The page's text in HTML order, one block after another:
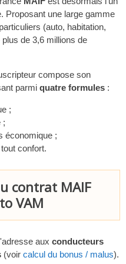
Proposant une large gamme
(auto, habitation,
de 3,6 millions de
compose son
parmi quatre formules :
;
;
économique ;
confort.
contrat MAIF
VAM
aux conducteurs
(voir calcul du bonus / malus).